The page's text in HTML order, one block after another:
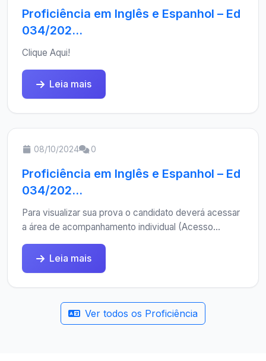
Proficiência em Inglês e Espanhol – Ed
034/202...
Clique Aqui!
Leia mais
08/10/2024 0
Proficiência em Inglês e Espanhol – Ed
034/202...
Para visualizar sua prova o candidato deverá acessar
a área de acompanhamento individual (Acesso...
Leia mais
Ver todos os Proficiência